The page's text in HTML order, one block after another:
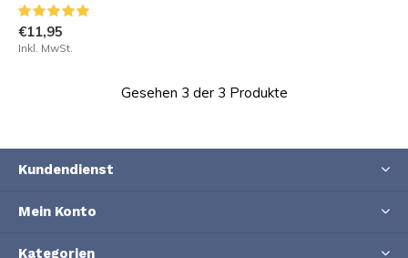
€11,95
Inkl. MwSt.
Gesehen 3 der 3 Produkte
Kundendienst
Mein Konto
Kategorien